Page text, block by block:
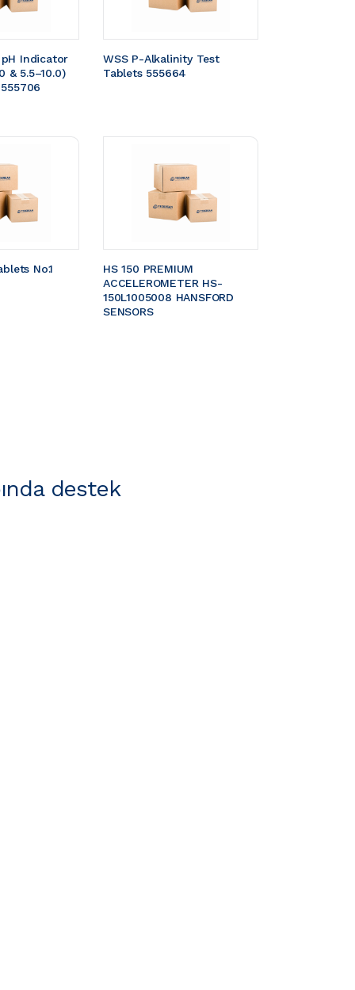
Indicator
& 5.5–10.0)
WSS P-Alkalinity Test
Tablets 555664
No.1
HS 150 PREMIUM
ACCELEROMETER HS-
150L1005008 HANSFORD
SENSORS
destek